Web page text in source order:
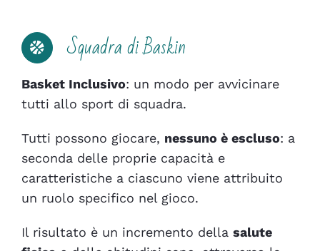
Squadra di Baskin
Basket Inclusivo: un modo per avvicinare
tutti allo sport di squadra.
Tutti possono giocare, nessuno è escluso: a
seconda delle proprie capacità e
caratteristiche a ciascuno viene attribuito
un ruolo specifico nel gioco.
Il risultato è un incremento della salute